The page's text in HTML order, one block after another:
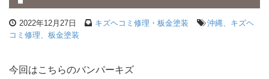
2022年12月27日 キズヘコミ修理・板金塗装
沖縄、キズヘ
コミ修理、板金塗装
今回はこちらのバンパーキズ